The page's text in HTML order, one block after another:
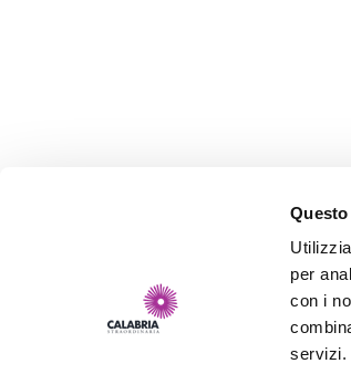
per
con i
servizi.